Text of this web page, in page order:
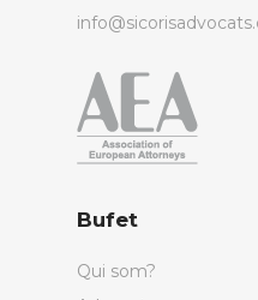
Bufet
Qui som?